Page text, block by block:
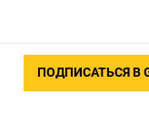
ПОДПИСАТЬСЯ В